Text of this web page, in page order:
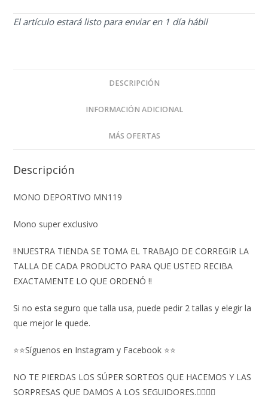
El artículo estará listo para enviar en 1 día hábil
DESCRIPCIÓN
INFORMACIÓN ADICIONAL
MÁS OFERTAS
Descripción
MONO DEPORTIVO MN119
Mono super exclusivo
‼️NUESTRA TIENDA SE TOMA EL TRABAJO DE CORREGIR LA
TALLA DE CADA PRODUCTO PARA QUE USTED RECIBA
EXACTAMENTE LO QUE ORDENÓ ‼️
Si no esta seguro que talla usa, puede pedir 2 tallas y elegir la
que mejor le quede.
⭐⭐Síguenos en Instagram y Facebook ⭐⭐
NO TE PIERDAS LOS SÚPER SORTEOS QUE HACEMOS Y LAS
SORPRESAS QUE DAMOS A LOS SEGUIDORES.👇🏻👇🏻